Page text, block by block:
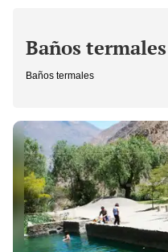
Baños termales
Baños termales